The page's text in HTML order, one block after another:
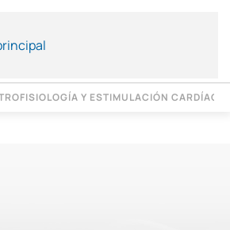
Y ESTIMULACIÓN CARDÍACA